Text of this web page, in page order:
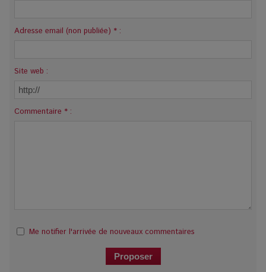
Adresse email (non publiée) * :
Site web :
Commentaire * :
Me notifier l'arrivée de nouveaux commentaires